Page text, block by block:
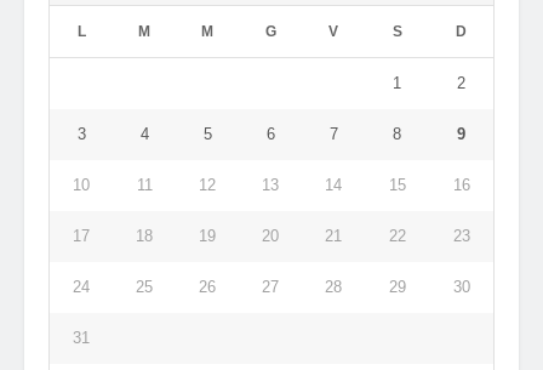
L M M G V S D
1 2
3 4 5 6 7 8 9
10 11 12 13 14 15 16
17 18 19 20 21 22 23
24 25 26 27 28 29 30
31